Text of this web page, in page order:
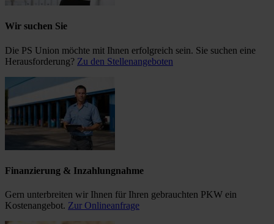
Wir suchen Sie
Die PS Union möchte mit Ihnen erfolgreich sein. Sie suchen eine
Herausforderung? Zu den Stellenangeboten
Finanzierung & Inzahlungnahme
Gern unterbreiten wir Ihnen für Ihren gebrauchten PKW ein
Kostenangebot. Zur Onlineanfrage